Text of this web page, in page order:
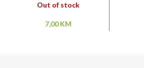
Out of stock
7,00KM